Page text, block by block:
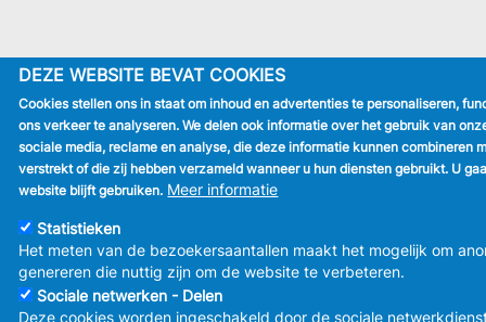
DEZE WEBSITE BEVAT COOKIES
Cookies stellen ons in staat om inhoud en advertenties te personaliseren,
ons verkeer te analyseren. We delen ook informatie over het gebruik van
sociale media, reclame en analyse, die deze informatie kunnen combineren
verstrekt of die zij hebben verzameld wanneer u hun diensten gebruikt. U
website blijft gebruiken. Meer informatie
Statistieken
Het meten van de bezoekersaantallen maakt het mogelijk om
genereren die nuttig zijn om de website te verbeteren.
Sociale netwerken - Delen
Deze cookies worden ingeschakeld door de sociale